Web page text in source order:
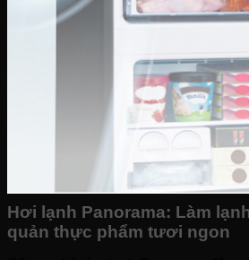
Hơi lạnh Panorama: Làm
quản thực phẩm tươi ngon